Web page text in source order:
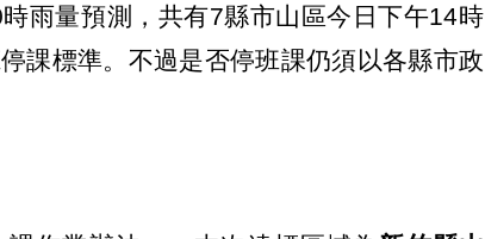
雨量預測，共有7縣市山區今日下午14時
課標準。不過是否停班課仍須以各縣市政